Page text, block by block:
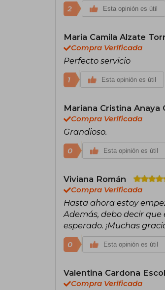
2 Esta opinión es útil
Maria Camila Alzate
Compra Verificada
Perfecto servicio
1 Esta opinión es útil
Mariana Cristina Anaya
Compra Verificada
Grandioso.
0 Esta opinión es útil
Viviana Román
Compra Verificada
Hasta ahora estoy
Además, debo decir
esperado. ¡Muchas
0 Esta opinión es útil
Valentina Cardona
Compra Verificada